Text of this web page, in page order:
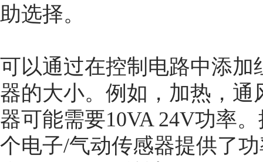
助选择。
可以通过在控制电路中添
器的大小。例如，加热，
器可能需要10VA 24V功率
个电子/气动传感器提供了